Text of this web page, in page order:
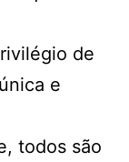
de
e
todos são